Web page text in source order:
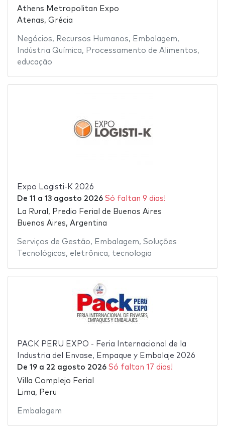
Athens Metropolitan Expo
Atenas, Grécia
Negócios, Recursos Humanos, Embalagem,
Indústria Química, Processamento de Alimentos,
educação
Expo Logisti-K 2026
De 11 a 13 agosto 2026 Só faltan 9 dias!
La Rural, Predio Ferial de Buenos Aires
Buenos Aires, Argentina
Serviços de Gestão, Embalagem, Soluções
Tecnológicas, eletrônica, tecnologia
PACK PERU EXPO - Feria Internacional de la
Industria del Envase, Empaque y Embalaje 2026
De 19a 22 agosto 2026 Só faltan 17 dias!
Villa Complejo Ferial
Lima, Peru
Embalagem